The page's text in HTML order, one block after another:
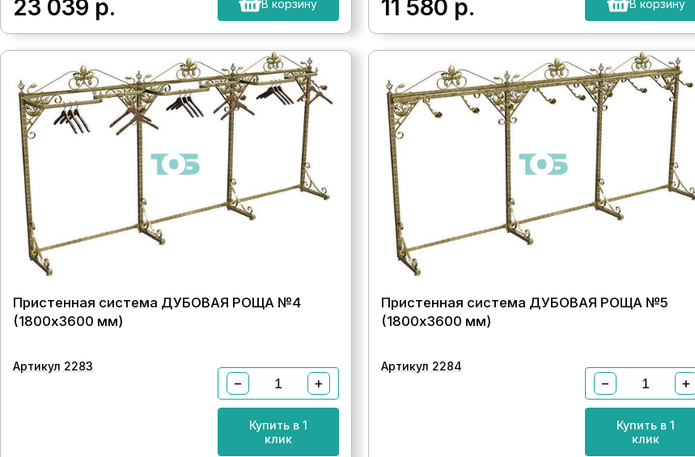
23 039 р. В корзину 11 580 р. В корзину
Пристенная система ДУБОВАЯ РОЩА №4
(1800х3600 мм)
Артикул 2283
− +
Купить в 1
клик
Пристенная система ДУБОВАЯ РОЩА №5
(1800х3600 мм)
Артикул 2284
− +
Купить в 1
клик